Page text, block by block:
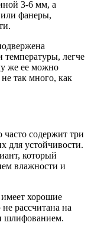
3-6 мм, а
фанеры,
легче
же ее можно
так много, как
содержит три
для устойчивости.
который
влажности и
имеет хорошие
рассчитана на
шлифованием.